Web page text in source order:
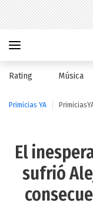
Rating Música
Primicias YA
El
sufrió